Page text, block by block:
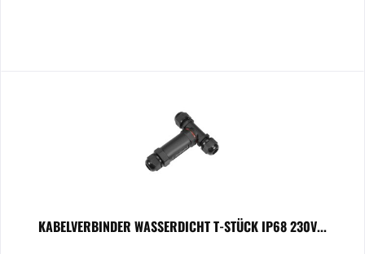
KABELVERBINDER WASSERDICHT T-STÜCK IP68 230V...